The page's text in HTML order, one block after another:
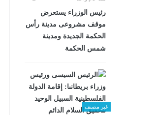
رئيس الوزراء يستعرض
موقف مشروعى مدينة رأس
الحكمة الجديدة ومدينة
شمس الحكمة
غير مصنف